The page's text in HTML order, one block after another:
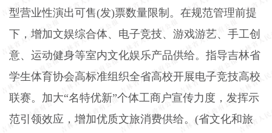
型营业性演出可售(发)票数量限制。在规范管理前提
下，增加文娱综合体、电子竞技、游戏游艺、手工创
意、运动健身等室内文化娱乐产品供给。指导吉林省
学生体育协会高标准组织全省高校开展电子竞技高校
联赛。加大“名特优新”个体工商户宣传力度，发挥示
范引领效应，增加优质文旅消费供给。 (省文化和旅